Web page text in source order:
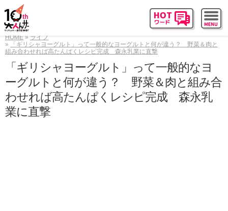
HOME
ライフ
「ギリシャヨーグルト」って一般的なヨーグルトと何が違う？ 野菜＆肉と
組み合わせれば高たんぱくレシピ完成 森永乳業に直撃
「ギリシャヨーグルト」って一般的なヨ
ーグルトと何が違う？ 野菜＆肉と組み合
わせれば高たんぱくレシピ完成 森永乳
業に直撃